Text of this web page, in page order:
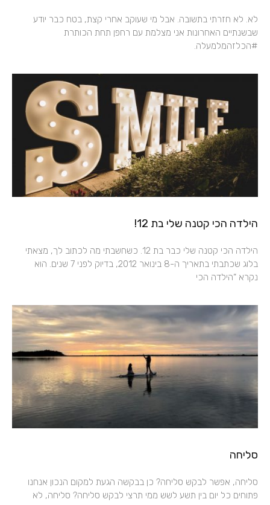
לא. לא חזרתי בתשובה. אבל מי שעוקב אחרי קצת, בטח כבר יודע
שבשנתיים האחרונות אני מצלמת עם רחפן תחת הכותרת
#הכלזהמלמעלה.
הילדה הכי קטנה שלי בת 12!
הילדה הכי קטנה שלי כבר בת 12. כשחשבתי מה לכתוב לך, מצאתי
בלוג שכתבתי בתאריך ה-8 בינואר 2012, בדיוק לפני 7 שנים. הוא
נקרא “הילדה הכי
סליחה
סליחה, אפשר לבקש סליחה? כן בבקשה הגעת למקום הנכון אנחנו
פתוחים כל יום בין תשע לשש ממי תרצי לבקש סליחה? סליחה, לא